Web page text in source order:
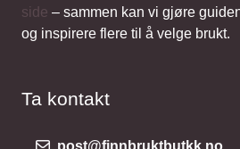
side – sammen kan vi gjøre
og inspirere flere til å velge brukt.
Ta kontakt
post@finnbruktbutkk.no